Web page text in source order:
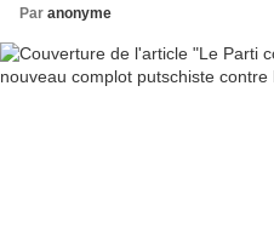
Par anonyme